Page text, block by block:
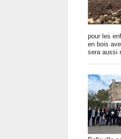
pour les
en bois
sera aussi